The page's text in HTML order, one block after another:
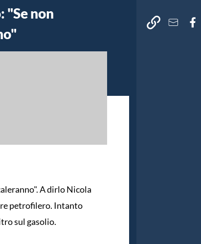
"Se non
A dirlo Nicola
petrofilero. Intanto
sul gasolio.